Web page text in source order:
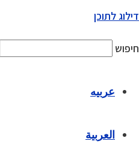
דילוג לתוכן
חיפוש
عربيه
العربية